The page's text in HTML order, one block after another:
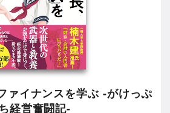
ァイナンスを学ぶ -がけっぷ
経営奮闘記-